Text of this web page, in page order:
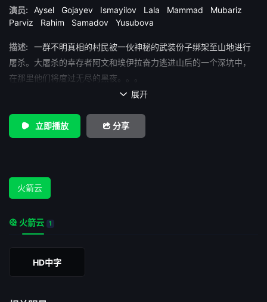
演员:
Aysel Gojayev Ismayilov Lala Mammad
Mubariz
Parviz
Rahim Samadov Yusubova
描述:
一群不明真相的村民被一伙神秘的武装份子绑架至山地进行
屠杀。大屠杀的幸存者阿文和埃伊拉奋力逃进山后的一个深坑中，
在那里他们将度过无尽的黑夜。。。
 展开
立即播放 分享
火箭云
火箭云 1
HD中字